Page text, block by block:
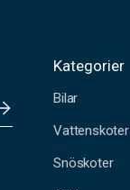
Kategorier
Bilar
Vattenskoter
Snöskoter